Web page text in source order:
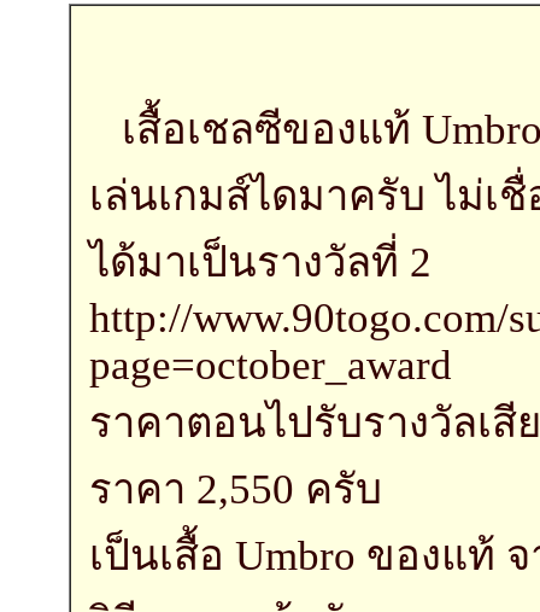
เสื้อเชลซีของแท้
เล่นเกมส์ไดมาครับ ไม่เ
ได้มาเป็นรางวัลที่ 2
http://www.90togo.com/
page=october_award
ราคาตอนไปรับรางวัลเสี
ราคา 2,550 ครับ
เป็นเสื้อ Umbro ของแท้